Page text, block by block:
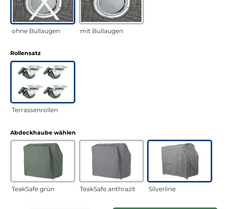
ohne Bullaugen mit Bullaugen
Rollensatzauswählen
Terrassenrollen
Abdeckhaube wählen
TeakSafe grün TeakSafe anthrazit Silverline